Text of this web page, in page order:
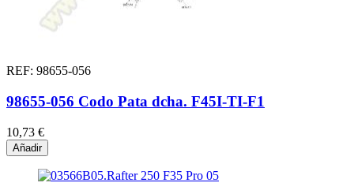
REF: 98655-056
98655-056 Codo Pata dcha. F45I-TI-F1
10,73 €
Añadir